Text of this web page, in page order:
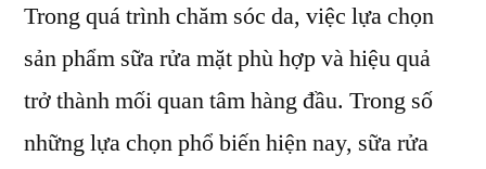
có
nếu
dùng
Trong quá trình chăm sóc da, việc lựa chọn
sản phẩm sữa rửa mặt phù hợp và hiệu quả
trở thành mối quan tâm hàng đầu. Trong số
những lựa chọn phổ biến hiện nay, sữa rửa